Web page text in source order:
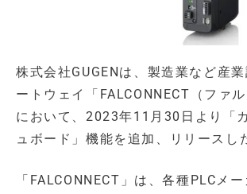
株式会社GUGENは、製造業など産
ートウェイ「FALCONNECT（ファル
において、2023年11月30日より「
ュボード」機能を追加、リリースし
「FALCONNECT」は、各種PLCメ